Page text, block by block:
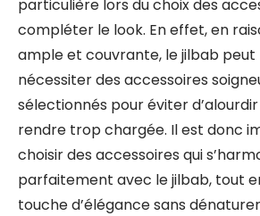
particulière lors du choix des
compléter le look. En effet, en
ample et couvrante, le jilbab peut
nécessiter des accessoires
sélectionnés pour éviter
rendre trop chargée. Il est donc
choisir des accessoires qui
parfaitement avec le jilbab, tout
touche d’élégance sans